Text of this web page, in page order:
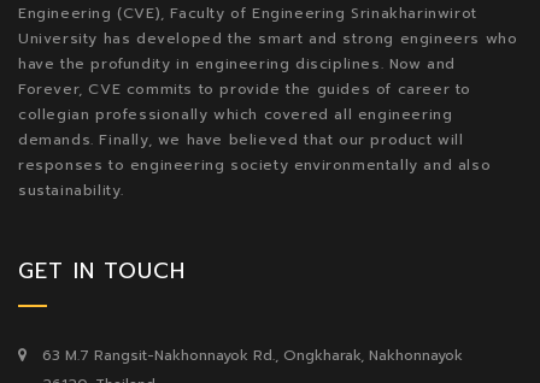
Engineering (CVE), Faculty of Engineering Srinakharinwirot
University has developed the smart and strong engineers who
have the profundity in engineering disciplines. Now and
Forever, CVE commits to provide the guides of career to
collegian professionally which covered all engineering
demands. Finally, we have believed that our product will
responses to engineering society environmentally and also
sustainability.
GET IN TOUCH
63 M.7 Rangsit-Nakhonnayok Rd., Ongkharak, Nakhonnayok